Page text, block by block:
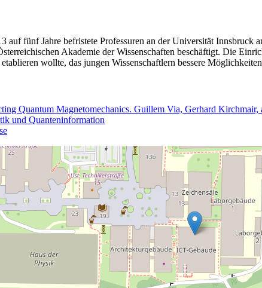
fünf Jahre befristete Professuren an der Universität Innsbruck
Akademie der Wissenschaften beschäftigt. Die
wollte, das jungen Wissenschaftlern bessere
Quantum Magnetomechanics. Guillem Via, Gerhard
und Quanteninformation